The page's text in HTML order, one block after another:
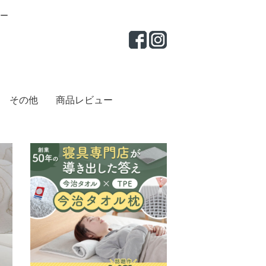
その他 商品レビュー